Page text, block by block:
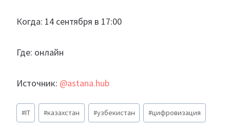
Когда: 14 сентября в 17:00
Где: онлайн
Источник: @astana.hub
Метки
записи:
#IT #казахстан #узбекистан #цифровизация